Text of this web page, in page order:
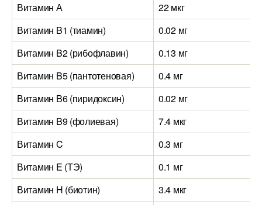
Витамин А
22 мкг
Витамин B1 (тиамин)
0.02 мг
Витамин B2 (рибофлавин)
0.13 мг
Витамин B5 (пантотеновая)
0.4 мг
Витамин B6 (пиридоксин)
0.02 мг
Витамин B9 (фолиевая)
7.4 мкг
Витамин C
0.3 мг
Витамин E (ТЭ)
0.1 мг
Витамин H (биотин)
3.4 мкг